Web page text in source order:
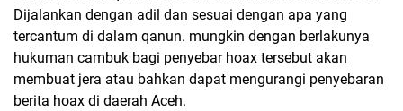
Dijalankan dengan adil dan sesuai dengan apa yang
tercantum di dalam qanun. mungkin dengan berlakunya
hukuman cambuk bagi penyebar hoax tersebut akan
membuat jera atau bahkan dapat mengurangi penyebaran
berita hoax di daerah Aceh.